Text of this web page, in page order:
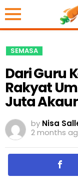
SEMASA
Dari Guru
Rakyat
Juta
by Nisa
2 months